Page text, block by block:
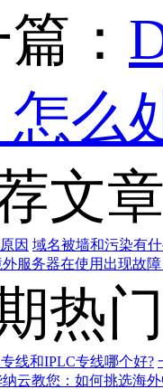
：
么
文章
因 域名被墙和污染有什
外服务器在使用出现故
热
线和IPLC专线哪个好?
云教您：如何挑选海